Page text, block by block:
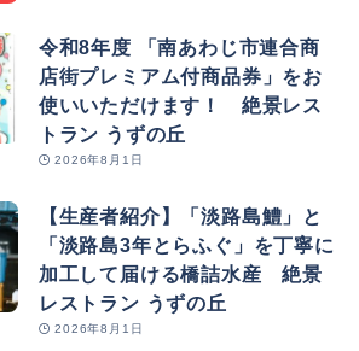
令和8年度 「南あわじ市連合商
店街プレミアム付商品券」をお
使いいただけます！ 絶景レス
トラン うずの丘
2026年8月1日
【生産者紹介】「淡路島鱧」と
「淡路島3年とらふぐ」を丁寧に
加工して届ける橋詰水産 絶景
レストラン うずの丘
2026年8月1日